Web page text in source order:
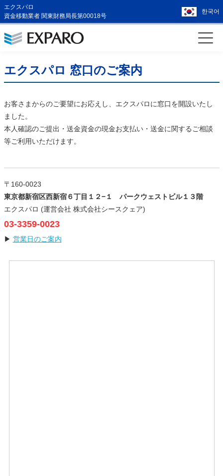
エクスパロ
資金移動業者 関東財務局長第00018号
한국어
エクスパロ 窓口のご案内
お客さまからのご要望にお応えし、エクスパロに窓口を開設いたし
ました。
本人確認のご提出・送金資金の現金お支払い・送金に関するご相談
等ご利用いただけます。
〒160-0023
東京都新宿区西新宿６丁目１２−１ パークウェストビル１３階
エクスパロ (運営会社 株式会社シースクェア)
03-3359-0023
▶ 営業日のご案内